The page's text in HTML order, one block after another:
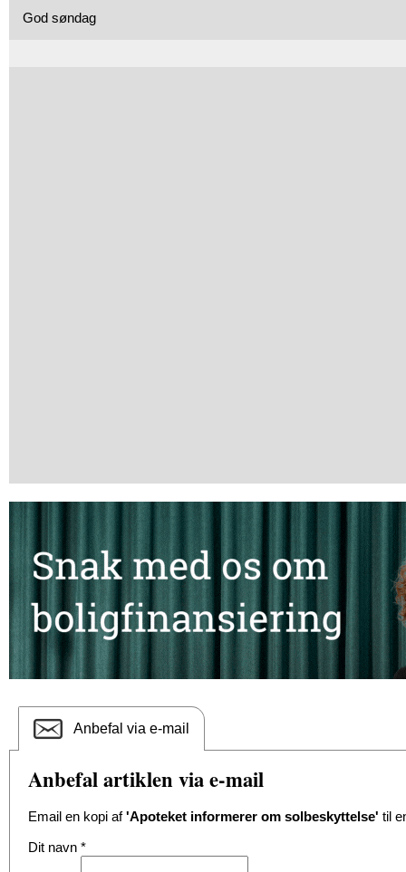
God søndag
Anbefal via e-mail
Anbefal artiklen via e-mail
Email en kopi af'Apoteket informerer om solbeskyttelse' til
Dit navn *